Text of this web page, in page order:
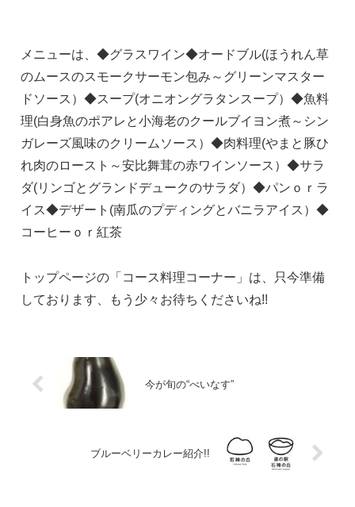
メニューは、◆グラスワイン◆オードブル(ほうれん草
のムースのスモークサーモン包み～グリーンマスター
ドソース）◆スープ(オニオングラタンスープ）◆魚料
理(白身魚のポアレと小海老のクールブイヨン煮～シン
ガレーズ風味のクリームソース）◆肉料理(やまと豚ひ
れ肉のロースト～安比舞茸の赤ワインソース）◆サラ
ダ(リンゴとグランドデュークのサラダ）◆パンｏｒラ
イス◆デザート(南瓜のプディングとバニラアイス）◆
コーヒーｏｒ紅茶
トップページの「コース料理コーナー」は、只今準備
しております、もう少々お待ちくださいね!!
今が旬の“べいなす”
ブルーベリーカレー紹介!!